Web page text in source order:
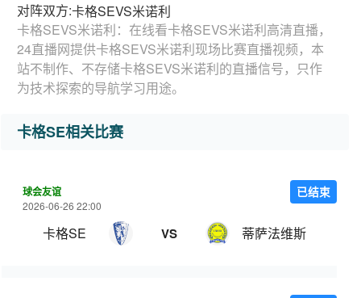
对阵双方:卡格SEVS米诺利
卡格SEVS米诺利：在线看卡格SEVS米诺利高清直播，
24直播网提供卡格SEVS米诺利现场比赛直播视频，本
站不制作、不存储卡格SEVS米诺利的直播信号，只作
为技术探索的导航学习用途。
卡格SE相关比赛
球会友谊
2026-06-26 22:00
卡格SE VS 蒂萨法维斯
已结束